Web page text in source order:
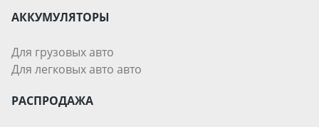
АККУМУЛЯТОРЫ
Для грузовых авто
Для легковых авто авто
РАСПРОДАЖА